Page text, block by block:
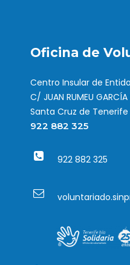
Oficina de
Centro Insular de
C/ JUAN RUMEU
Santa Cruz de Tenerife
922 882 325
922 882 325